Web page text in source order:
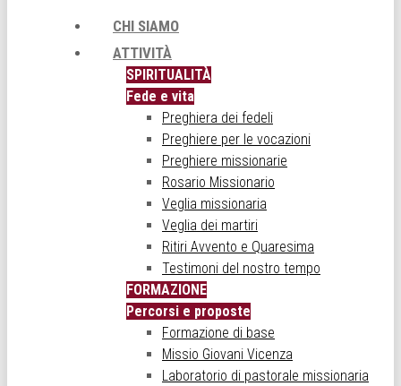
CHI SIAMO
ATTIVITÀ
SPIRITUALITÀ
Fede e vita
Preghiera dei fedeli
Preghiere per le vocazioni
Preghiere missionarie
Rosario Missionario
Veglia missionaria
Veglia dei martiri
Ritiri Avvento e Quaresima
Testimoni del nostro tempo
FORMAZIONE
Percorsi e proposte
Formazione di base
Missio Giovani Vicenza
Laboratorio di pastorale missionaria